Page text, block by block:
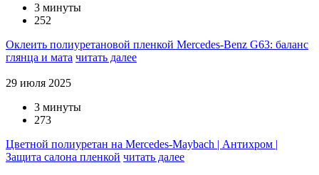
3 минуты
252
Оклеить полиуретановой пленкой Mercedes-Benz G63: баланс
глянца и мата читать далее
29 июля 2025
3 минуты
273
Цветной полиуретан на Mercedes-Maybach | Антихром |
Защита салона пленкой читать далее